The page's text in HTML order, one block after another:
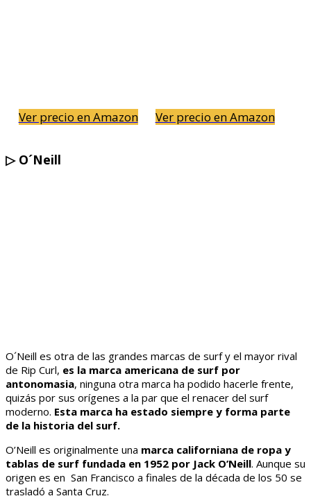
Ver precio en Amazon Ver precio en Amazon
▷ O´Neill
O´Neill es otra de las grandes marcas de surf y el mayor rival
de Rip Curl, es la marca americana de surf por
antonomasia, ninguna otra marca ha podido hacerle frente,
quizás por sus orígenes a la par que el renacer del surf
moderno. Esta marca ha estado siempre y forma parte
de la historia del surf.
O’Neill es originalmente una marca californiana de ropa y
tablas de surf fundada en 1952 por Jack O’Neill. Aunque su
origen es en San Francisco a finales de la década de los 50 se
trasladó a Santa Cruz.